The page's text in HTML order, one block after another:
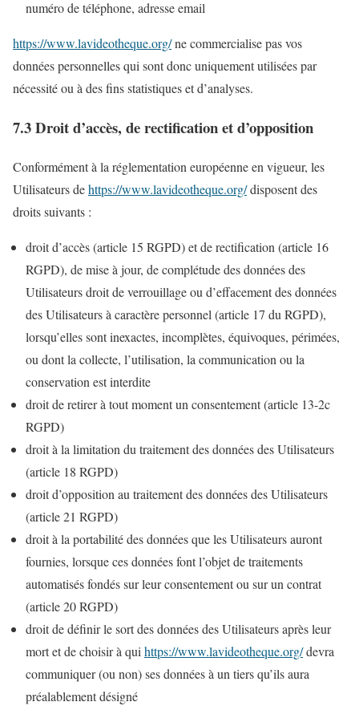
numéro de téléphone, adresse email
https://www.lavideotheque.org/ne commercialise pas vos
données personnelles qui sont donc uniquement utilisées par
nécessité ou à des fins statistiques et d’analyses.
7.3 Droit d’accès, de rectification et d’opposition
Conformément à la réglementation européenne en vigueur, les
Utilisateurs dehttps://www.lavideotheque.org/disposent des
droits suivants :
droit d’accès (article 15 RGPD) et de rectification (article 16
RGPD), de mise à jour, de complétude des données des
Utilisateurs droit de verrouillage ou d’effacement des données
des Utilisateurs à caractère personnel (article 17 du RGPD),
lorsqu’elles sont inexactes, incomplètes, équivoques, périmées,
ou dont la collecte, l’utilisation, la communication ou la
conservation est interdite
droit de retirer à tout moment un consentement (article 13-2c
RGPD)
droit à la limitation du traitement des données des Utilisateurs
(article 18 RGPD)
droit d’opposition au traitement des données des Utilisateurs
(article 21 RGPD)
droit à la portabilité des données que les Utilisateurs auront
fournies, lorsque ces données font l’objet de traitements
automatisés fondés sur leur consentement ou sur un contrat
(article 20 RGPD)
droit de définir le sort des données des Utilisateurs après leur
mort et de choisir à qui https://www.lavideotheque.org/devra
communiquer (ou non) ses données à un tiers qu’ils aura
préalablement désigné